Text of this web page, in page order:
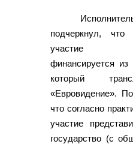
подчеркнул,
участие
финансируется
который
«Евровидение».
что согласно
участие
государство (с